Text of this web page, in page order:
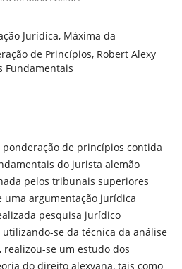
Jurídica, Máxima da
de Princípios, Robert Alexy
Fundamentais
de princípios contida
do jurista alemão
pelos tribunais superiores
uma argumentação jurídica
pesquisa jurídico
se da técnica da análise
se um estudo dos
do direito alexyana, tais como